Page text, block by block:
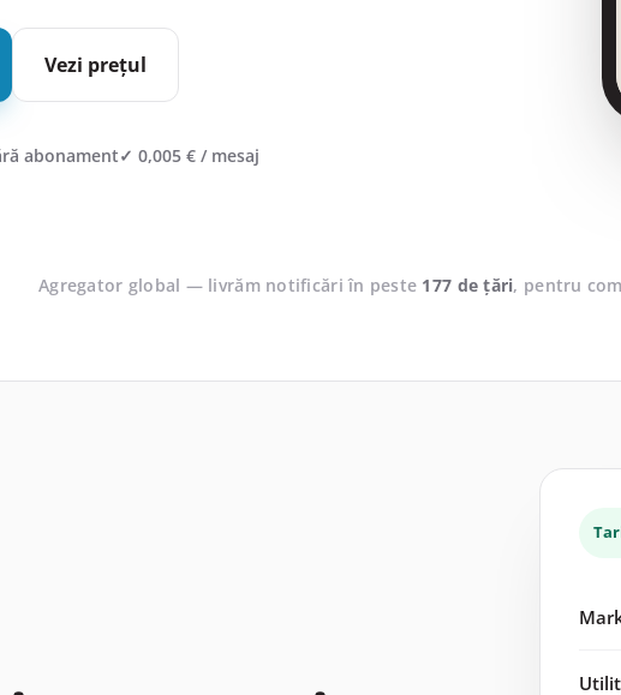
Vezi prețul
abonament✓ 0,005 € / mesaj
Agregator global — livrăm notificări în peste 177 de țări, pentru